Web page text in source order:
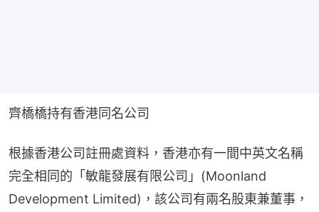
齊橋橋持有香港同名公司
根據香港公司註冊處資料，香港亦有一間中英文名稱
完全相同的「敏龍發展有限公司」(Moonland
Development Limited)，該公司有兩名股東兼董事，